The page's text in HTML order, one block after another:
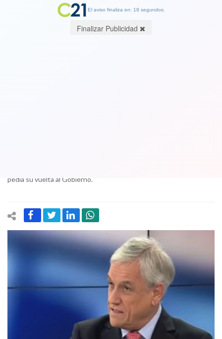
pedía su vuelta al Gobierno.
El aviso finaliza en: 19 segundos.
Finalizar Publicidad